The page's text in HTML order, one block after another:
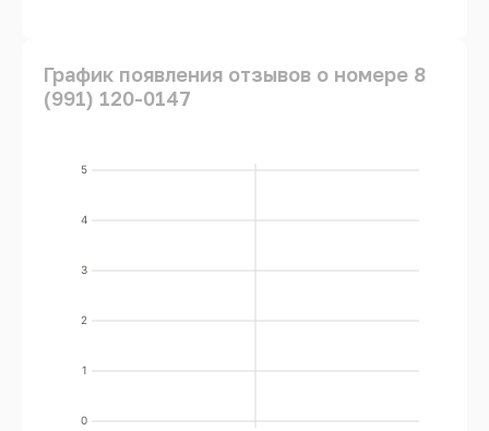
График появления отзывов о номере 8
(991) 120-0147
0
1
2
3
4
5